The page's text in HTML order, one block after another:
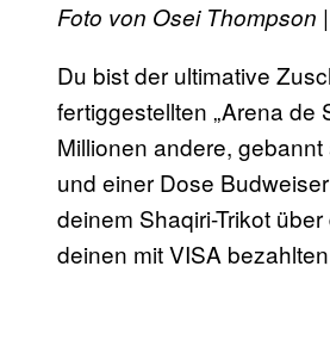
Foto von Osei Thompson
Du bist der ultimative
fertiggestellten „Arena de
Millionen andere,
und einer Dose
deinem Shaqiri-Trikot
deinen mit VISA